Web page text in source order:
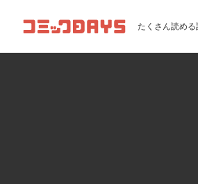
コミックDAYS たくさん読め